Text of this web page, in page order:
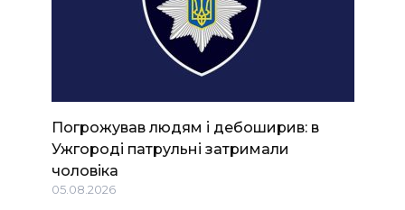
Погрожував людям і дебоширив: в
Ужгороді патрульні затримали
чоловіка
05.08.2026